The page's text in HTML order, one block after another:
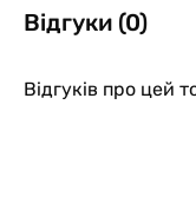
касторова олія,
hexyl cinnamal, parfum
Об'єм 250 мл
Відгуки (0)
Відгуків про цей